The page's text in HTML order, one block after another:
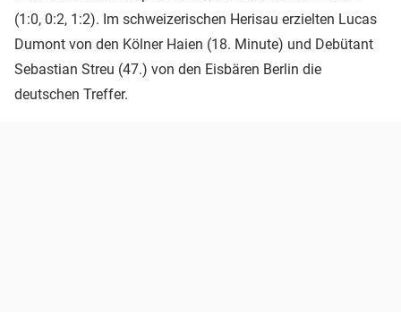
(1:0, 0:2, 1:2). Im schweizerischen Herisau erzielten Lucas
Dumont von den Kölner Haien (18. Minute) und Debütant
Sebastian Streu (47.) von den Eisbären Berlin die
deutschen Treffer.